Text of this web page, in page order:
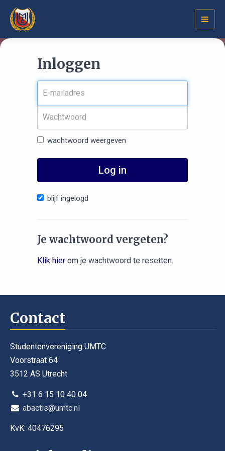
Inloggen
wachtwoord weergeven
Log in
blijf ingelogd
Je wachtwoord vergeten?
Klik hier om je wachtwoord te resetten.
Contact
Studentenvereniging UMTC
Voorstraat 64
3512 AS Utrecht
+31 6 15 10 40 04
abactis@umtc.nl
KvK: 40476295